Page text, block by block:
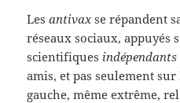
Lesantivaxse répandent
réseaux sociaux, appuyés
scientifiques indépendants
amis, et pas seulement
gauche, même extrême,